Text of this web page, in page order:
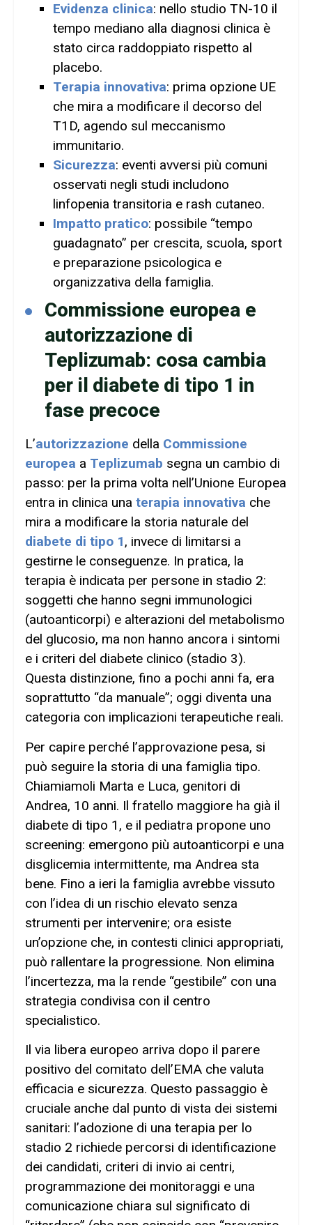
Evidenza clinica: nello studio TN-10 il
tempo mediano alla diagnosi clinica è
stato circa raddoppiato rispetto al
placebo.
Terapia innovativa: prima opzione UE
che mira a modificare il decorso del
T1D, agendo sul meccanismo
immunitario.
Sicurezza: eventi avversi più comuni
osservati negli studi includono
linfopenia transitoria e rash cutaneo.
Impatto pratico: possibile “tempo
guadagnato” per crescita, scuola, sport
e preparazione psicologica e
organizzativa della famiglia.
Commissione europea e
autorizzazione di
Teplizumab: cosa cambia
per il diabete di tipo 1 in
fase precoce
L’autorizzazione della Commissione
europea a Teplizumab segna un cambio di
passo: per la prima volta nell’Unione Europea
entra in clinica una terapia innovativa che
mira a modificare la storia naturale del
diabete di tipo 1, invece di limitarsi a
gestirne le conseguenze. In pratica, la
terapia è indicata per persone in stadio 2:
soggetti che hanno segni immunologici
(autoanticorpi) e alterazioni del metabolismo
del glucosio, ma non hanno ancora i sintomi
e i criteri del diabete clinico (stadio 3).
Questa distinzione, fino a pochi anni fa, era
soprattutto “da manuale”; oggi diventa una
categoria con implicazioni terapeutiche reali.
Per capire perché l’approvazione pesa, si
può seguire la storia di una famiglia tipo.
Chiamiamoli Marta e Luca, genitori di
Andrea, 10 anni. Il fratello maggiore ha già il
diabete di tipo 1, e il pediatra propone uno
screening: emergono più autoanticorpi e una
disglicemia intermittente, ma Andrea sta
bene. Fino a ieri la famiglia avrebbe vissuto
con l’idea di un rischio elevato senza
strumenti per intervenire; ora esiste
un’opzione che, in contesti clinici appropriati,
può rallentare la progressione. Non elimina
l’incertezza, ma la rende “gestibile” con una
strategia condivisa con il centro
specialistico.
Il via libera europeo arriva dopo il parere
positivo del comitato dell’EMA che valuta
efficacia e sicurezza. Questo passaggio è
cruciale anche dal punto di vista dei sistemi
sanitari: l’adozione di una terapia per lo
stadio 2 richiede percorsi di identificazione
dei candidati, criteri di invio ai centri,
programmazione dei monitoraggi e una
comunicazione chiara sul significato di